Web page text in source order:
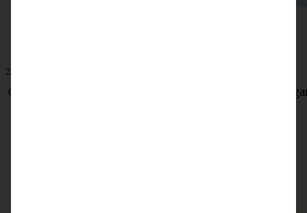
22. Juli 2022
Cowboy Caviar – Bohnensalat mit Limetten-Dressing